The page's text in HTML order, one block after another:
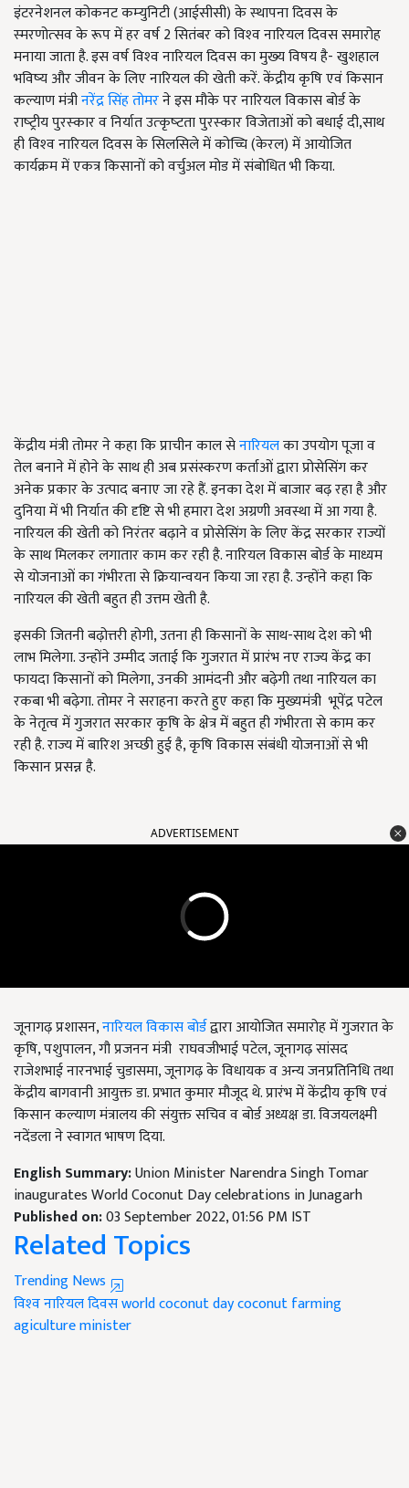
इंटरनेशनल कोकनट कम्‍युनिटी (आईसीसी) के स्‍थापना दिवस के
स्‍मरणोत्‍सव के रूप में हर वर्ष 2 सितंबर को विश्‍व नारियल दिवस समारोह
मनाया जाता है. इस वर्ष विश्‍व नारियल दिवस का मुख्‍य विषय है- खुशहाल
भविष्‍य और जीवन के लिए नारियल की खेती करें. केंद्रीय कृषि एवं किसान
कल्‍याण मंत्रीनरेंद्र सिंह तोमरने इस मौके पर नारियल विकास बोर्ड के
राष्‍ट्रीय पुरस्‍कार व निर्यात उत्‍कृष्‍टता पुरस्‍कार विजेताओं को बधाई दी,साथ
ही विश्‍व नारियल दिवस के सिलसिले में कोच्चि (केरल) में आयोजित
कार्यक्रम में एकत्र किसानों को वर्चुअल मोड में संबोधित भी किया.
केंद्रीय मंत्री तोमर ने कहा कि प्राचीन काल सेनारियलका उपयोग पूजा व
तेल बनाने में होने के साथ ही अब प्रसंस्करण कर्ताओं द्वारा प्रोसेसिंग कर
अनेक प्रकार के उत्पाद बनाए जा रहे हैं. इनका देश में बाजार बढ़ रहा है और
दुनिया में भी निर्यात की दृष्टि से भी हमारा देश अग्रणी अवस्था में आ गया है.
नारियल की खेती को निरंतर बढ़ाने व प्रोसेसिंग के लिए केंद्र सरकार राज्यों
के साथ मिलकर लगातार काम कर रही है. नारियल विकास बोर्ड के माध्यम
से योजनाओं का गंभीरता से क्रियान्वयन किया जा रहा है. उन्होंने कहा कि
नारियल की खेती बहुत ही उत्तम खेती है.
इसकी जितनी बढ़ोत्तरी होगी, उतना ही किसानों के साथ-साथ देश को भी
लाभ मिलेगा. उन्होंने उम्मीद जताई कि गुजरात में प्रारंभ नए राज्य केंद्र का
फायदा किसानों को मिलेगा, उनकी आमंदनी और बढ़ेगी तथा नारियल का
रकबा भी बढ़ेगा. तोमर ने सराहना करते हुए कहा कि मुख्यमंत्री भूपेंद्र पटेल
के नेतृत्व में गुजरात सरकार कृषि के क्षेत्र में बहुत ही गंभीरता से काम कर
रही है. राज्य में बारिश अच्छी हुई है, कृषि विकास संबंधी योजनाओं से भी
किसान प्रसन्न है.
ADVERTISEMENT
जूनागढ़ प्रशासन,नारियल विकास बोर्डद्वारा आयोजित समारोह में गुजरात के
कृषि, पशुपालन, गौ प्रजनन मंत्री राघवजीभाई पटेल, जूनागढ़ सांसद
राजेशभाई नारनभाई चुडासमा, जूनागढ़ के विधायक व अन्य जनप्रतिनिधि तथा
केंद्रीय बागवानी आयुक्त डा. प्रभात कुमार मौजूद थे. प्रारंभ में केंद्रीय कृषि एवं
किसान कल्याण मंत्रालय की संयुक्त सचिव व बोर्ड अध्यक्ष डा. विजयलक्ष्मी
नदेंडला ने स्वागत भाषण दिया.
English Summary:Union Minister Narendra Singh Tomar
inaugurates World Coconut Day celebrations in Junagarh
Published on:03 September 2022, 01:56 PM IST
Related Topics
Trending News
विश्‍व नारियल दिवसworld coconut daycoconut farming
agiculture minister